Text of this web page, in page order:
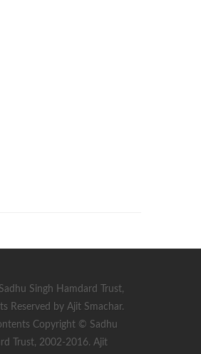
Singh Hamdard Trust,
Reserved by Ajit Smachar.
Copyright © Sadhu
Trust, 2002-2016. Ajit